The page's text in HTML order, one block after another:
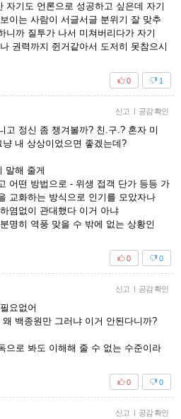
자기도 언론으로 성공하고 싶은데 자기
이는 사람이 서글서글 분위기 잘 맞추
니까 질투가 나서 미쳐버리다가 자기
권력까지 쥔거같아서 도저히 못참으시
1
0
신고 | 공감 확인
고 정신 좀 챙겨볼까? 친.구.? 혼자 미
내 상상이었으면 좋겠는데?
말해 줄게
어떤 방법으로 - 위생 접객 단가 등등 가
교화하는 방식으로 인기를 모았자나
염없이 관대했다 이거 아냐
명히 역풍 맞을 수 밖에 없는 상황인
0
0
신고 | 공감 확인
요없어
백종원만 그러냐 이거 안된다니까?
으로 봐도 이해해 줄 수 없는 수준이라
0
0
신고 | 공감 확인